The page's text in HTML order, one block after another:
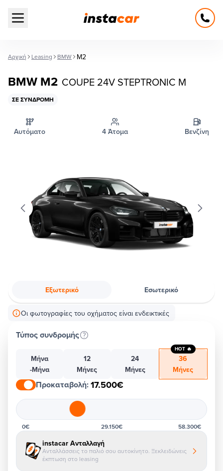
Open main menu
Αρχική Leasing BMW M2
BMW M2 COUPE 24V STEPTRONIC M
ΣΕ ΣΥΝΔΡΟΜΉ
Αυτόματο 4 Άτομα Βενζίνη
Εξωτερικό Εσωτερικό
Οι φωτογραφίες του οχήματος είναι ενδεικτικές
Τύπος συνδρομής
Μήνα
-Μήνα
12
Μήνες
24
Μήνες
36
Μήνες
HOT 🔥
Προκαταβολή:17.500€
0€ 29.150€ 58.300€
instacar Ανταλλαγή
Ανταλλάσσεις το παλιό σου αυτοκίνητο. Ξεκλειδώνεις
έκπτωση στο leasing